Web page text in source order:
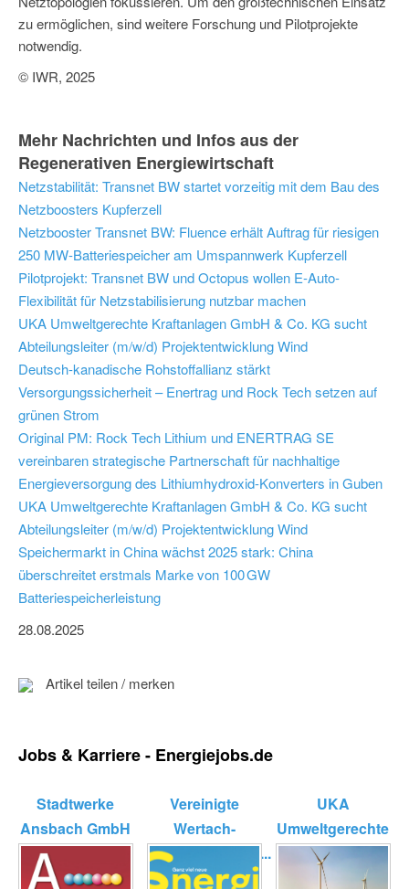
zu ermöglichen, sind weitere Forschung und Pilotprojekte
notwendig.
© IWR, 2025
Mehr Nachrichten und Infos aus der
Regenerativen Energiewirtschaft
Netzstabilität: Transnet BW startet vorzeitig mit dem Bau des
Netzboosters Kupferzell
Netzbooster Transnet BW: Fluence erhält Auftrag für riesigen
250 MW-Batteriespeicher am Umspannwerk Kupferzell
Pilotprojekt: Transnet BW und Octopus wollen E-Auto-
Flexibilität für Netzstabilisierung nutzbar machen
UKA Umweltgerechte Kraftanlagen GmbH & Co. KG sucht
Abteilungsleiter (m/w/d) Projektentwicklung Wind
Deutsch-kanadische Rohstoffallianz stärkt
Versorgungssicherheit – Enertrag und Rock Tech setzen auf
grünen Strom
Original PM: Rock Tech Lithium und ENERTRAG SE
vereinbaren strategische Partnerschaft für nachhaltige
Energieversorgung des Lithiumhydroxid-Konverters in Guben
UKA Umweltgerechte Kraftanlagen GmbH & Co. KG sucht
Abteilungsleiter (m/w/d) Projektentwicklung Wind
Speichermarkt in China wächst 2025 stark: China
überschreitet erstmals Marke von 100 GW
Batteriespeicherleistung
28.08.2025
Artikel teilen / merken
Jobs & Karriere - Energiejobs.de
Stadtwerke
Ansbach GmbH
Vereinigte
Wertach-
Elektrizitätswerk...
UKA
Umweltgerechte
Kraftanlagen
GmbH ...